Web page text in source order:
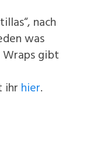
nach
was
Wraps gibt
ihr hier.